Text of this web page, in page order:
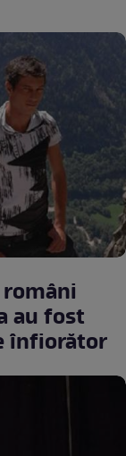
au fost
înfiorător